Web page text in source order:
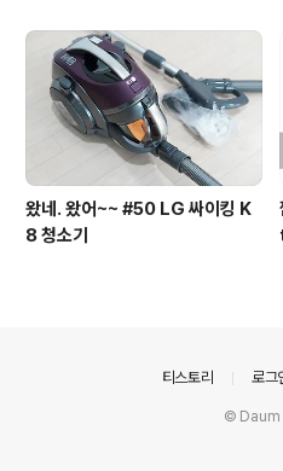
왔네. 왔어~~ #50 LG 싸이킹 K
8 청소기
티스토리 로그
© Daum